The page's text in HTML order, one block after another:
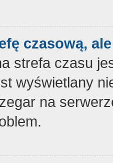
czasową,
strefa czasu
wyświetlany
na